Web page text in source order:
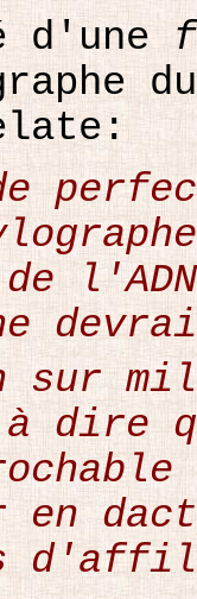
d'une
de
sur
à
en